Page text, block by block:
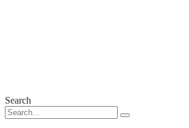
Search